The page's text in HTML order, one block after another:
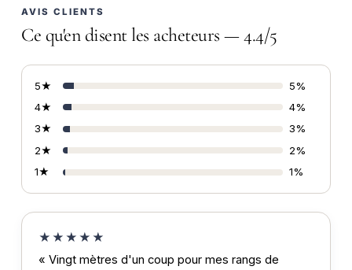
AVIS CLIENTS
Ce qu'en disent les acheteurs — 4.4/5
5★
5%
4★
4%
3★
3%
2★
2%
1★
1%
★★★★★
« Vingt mètres d'un coup pour mes rangs de